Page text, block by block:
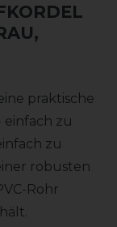
praktische
zu
zu
robusten
Rohr